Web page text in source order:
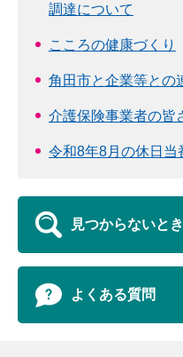
調達について
こころの健康づくり
角田市と企業等との
介護保険事業者の皆
令和8年8月の休日当
見つからないと
よくある質問